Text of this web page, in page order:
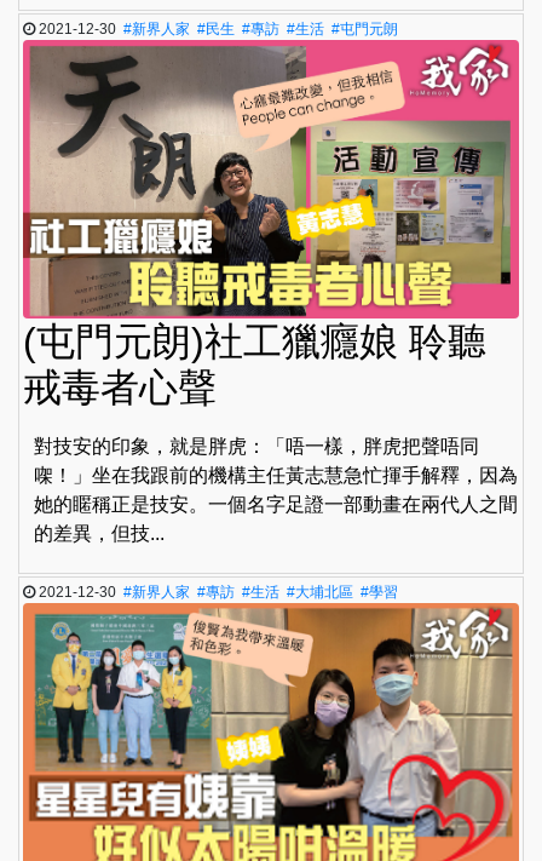
2021-12-30#新界人家 #民生 #專訪 #生活 #屯門元朗
(屯門元朗)社工獵癮娘 聆聽
戒毒者心聲
對技安的印象，就是胖虎：「唔一樣，胖虎把聲唔同
㗎！」坐在我跟前的機構主任黃志慧急忙揮手解釋，因為
她的䁥稱正是技安。一個名字足證一部動畫在兩代人之間
的差異，但技...
2021-12-30#新界人家 #專訪 #生活 #大埔北區 #學習